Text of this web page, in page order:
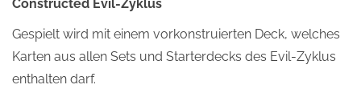
Constructed Evil-Zyklus
Gespielt wird mit einem vorkonstruierten Deck, welches
Karten aus allen Sets und Starterdecks des Evil-Zyklus
enthalten darf.